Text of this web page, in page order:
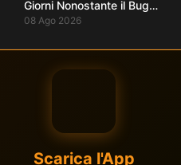
Giorni Nonostante il Bug
Coldcard
08 Ago 2026
Scarica l'App